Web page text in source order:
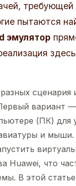
требующей
пытаются
эмулятор
сценария
вариант —
(ПК) для
и мыши.
Huawei, что
В этой